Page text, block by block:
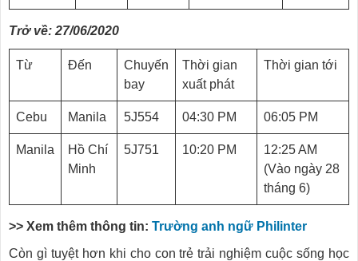
Trở về: 27/06/2020
Từ Đến
Chuyến
bay
Thời gian
xuất phát
Thời gian tới
Cebu Manila 5J554 04:30 PM 06:05 PM
Manila
Hồ Chí
Minh
5J751 10:20 PM
12:25 AM
(Vào ngày 28
tháng 6)
>> Xem thêm thông tin: Trường anh ngữ Philinter
Còn gì tuyệt hơn khi cho con trẻ trải nghiệm cuộc sống học